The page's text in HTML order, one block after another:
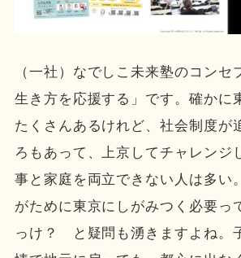
（一社）なでしこ未来塾のコンセ
生き方を応援する」です。確かに
たくさんあるけれど、社会制度が
ろもあって、上京してチャレンジ
事と家庭を両立できない人は多い
がために東京にしがみつく必要っ
っけ？ と疑問も湧きますよね。